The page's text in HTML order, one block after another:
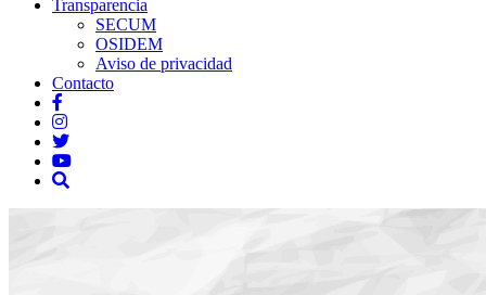
Transparencia
SECUM
OSIDEM
Aviso de privacidad
Contacto